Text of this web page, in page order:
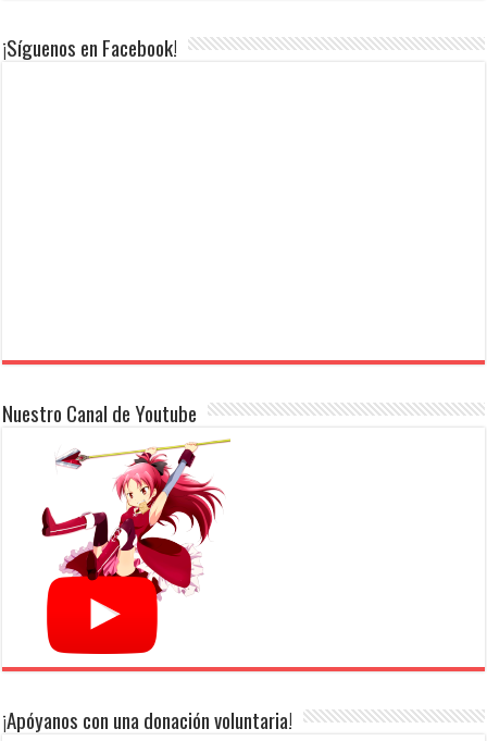
¡Síguenos en Facebook!
Nuestro Canal de Youtube
¡Apóyanos con una donación voluntaria!